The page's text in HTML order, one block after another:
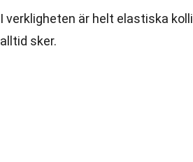
I verkligheten är helt elastiska
alltid sker.